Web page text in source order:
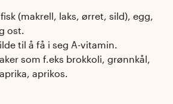
(makrell, laks, ørret, sild), egg,
ost.
til å få i seg A-vitamin.
som f.eks brokkoli, grønnkål,
aprikos.